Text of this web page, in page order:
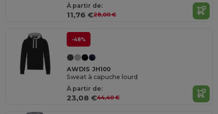
À partir de:
11,76 €28,00 €
-48%
AWDIS JH100
Sweat à capuche lourd
À partir de:
23,08 €44,40 €